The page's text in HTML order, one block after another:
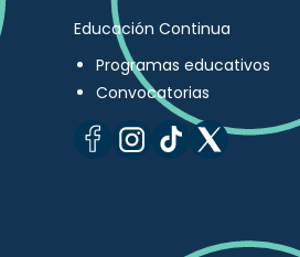
Educación Continua
Programas educativos
Convocatorias